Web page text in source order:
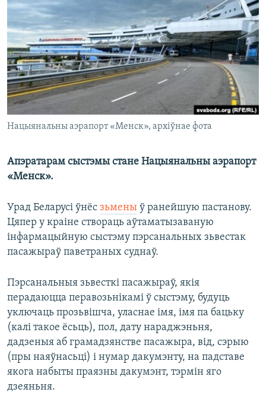
КУЛЬТУРА
КАЛЯНДАР
МОВА
НА ХВАЛЯХ СВАБОДЫ
Нацыянальны аэрапорт «Менск», архіўнае фота
Апэратарам сыстэмы стане Нацыянальны аэрапорт
«Менск».
Урад Беларусі ўнёс зьмены ў ранейшую пастанову.
Цяпер у краіне створаць аўтаматызаваную
інфармацыйную сыстэму пэрсанальных зьвестак
пасажыраў паветраных суднаў.
Пэрсанальныя зьвесткі пасажыраў, якія
перадаюцца перавозьнікамі ў сыстэму, будуць
уключаць прозьвішча, уласнае імя, імя па бацьку
(калі такое ёсьць), пол, дату нараджэньня,
дадзеныя аб грамадзянстве пасажыра, від, сэрыю
(пры наяўнасьці) і нумар дакумэнту, на падставе
якога набыты праязны дакумэнт, тэрмін яго
дзеяньня.